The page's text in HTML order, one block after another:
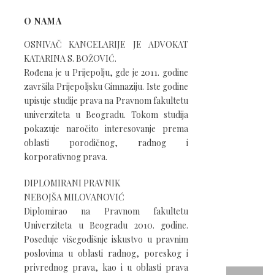
O NAMA
OSNIVAČ KANCELARIJE JE ADVOKAT
KATARINA S. BOŽOVIĆ.
Rođena je u Prijepolju, gde je 2011. godine
završila Prijepoljsku Gimnaziju. Iste godine
upisuje studije prava na Pravnom fakultetu
univerziteta u Beogradu. Tokom studija
pokazuje naročito interesovanje prema
oblasti porodičnog, radnog i
korporativnog prava.
DIPLOMIRANI PRAVNIK
NEBOJŠA MILOVANOVIĆ
Diplomirao na Pravnom fakultetu
Univerziteta u Beogradu 2010. godine.
Poseduje višegodišnje iskustvo u pravnim
poslovima u oblasti radnog, poreskog i
privrednog prava, kao i u oblasti prava